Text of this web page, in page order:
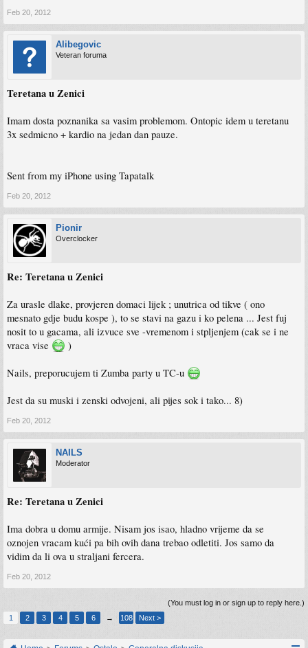
Feb 20, 2012
Alibegovic
Veteran foruma
Teretana u Zenici
Imam dosta poznanika sa vasim problemom. Ontopic idem u teretanu
3x sedmicno + kardio na jedan dan pauze.
Sent from my iPhone using Tapatalk
Feb 20, 2012
Pionir
Overclocker
Re: Teretana u Zenici
Za urasle dlake, provjeren domaci lijek ; unutrica od tikve ( ono
mesnato gdje budu kospe ), to se stavi na gazu i ko pelena ... Jest fuj
nosit to u gacama, ali izvuce sve -vremenom i stpljenjem (cak se i ne
vraca vise
)
Nails, preporucujem ti Zumba party u TC-u
Jest da su muski i zenski odvojeni, ali pijes sok i tako... 8)
Feb 20, 2012
NAILS
Moderator
Re: Teretana u Zenici
Ima dobra u domu armije. Nisam jos isao, hladno vrijeme da se
oznojen vracam kući pa bih ovih dana trebao odletiti. Jos samo da
vidim da li ova u straljani fercera.
Feb 20, 2012
(You must log in or sign up to reply here.)
1
2 3 4 5 6 → 108 Next >